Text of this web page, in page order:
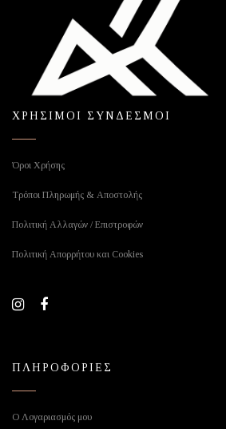
ΧΡΗΣΙΜΟΙ ΣΥΝΔΕΣΜΟΙ
Όροι Χρήσης
Τρόποι Πληρωμής & Αποστολής
Πολιτική Αλλαγών / Επιστροφών
Πολιτική Απορρήτου και Cookies
ΠΛΗΡΟΦΟΡΙΕΣ
Ο Λογαριασμός μου